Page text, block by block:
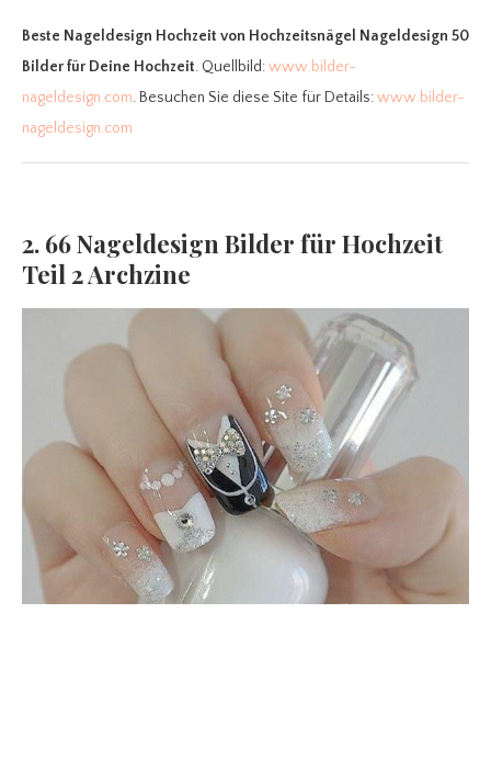
Beste Nageldesign Hochzeit von Hochzeitsnägel Nageldesign 50
Bilder für Deine Hochzeit. Quellbild:www.bilder-
nageldesign.com. Besuchen Sie diese Site für Details:www.bilder-
nageldesign.com
2. 66 Nageldesign Bilder für Hochzeit
Teil 2 Archzine